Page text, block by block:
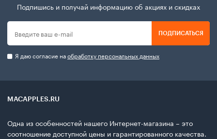
Подпишись и получай информацию об акциях и скидках
ПОДПИСАТЬСЯ
Я даю согласие наобработку персональных данных
MACAPPLES.RU
Одна из особенностей нашего Интернет-магазина – это
соотношение доступной цены и гарантированного качества.